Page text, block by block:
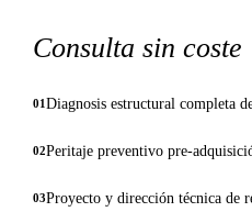
Consulta sin coste
01 Diagnosis estructural completa
02Peritaje preventivo pre-
03Proyecto y dirección técnica de